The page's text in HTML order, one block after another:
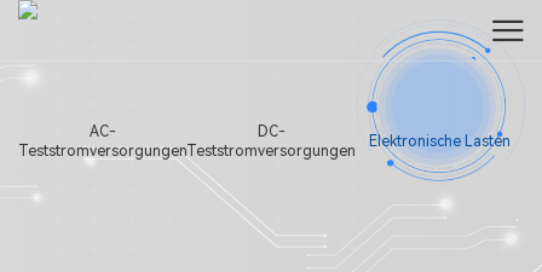
Testlösungen für die neue Energiewirtschaft
AC-
Teststromversorgungen
DC-
Teststromversorgungen
Elektronische Lasten